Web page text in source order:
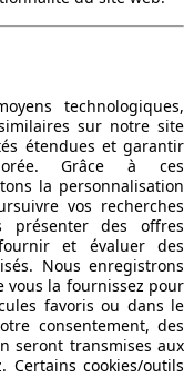
technologiques,
sur notre site
étendues et garantir
Grâce à ces
la personnalisation
vos recherches
présenter des offres
et évaluer des
Nous enregistrons
vous la fournissez pour
favoris ou dans le
consentement, des
seront transmises aux
Certains cookies/outils